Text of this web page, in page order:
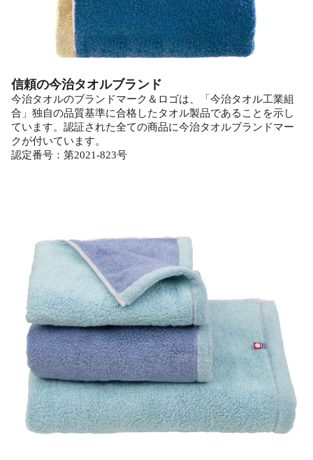
信頼の今治タオルブランド
今治タオルのブランドマーク＆ロゴは、「今治タオル工業組
合」独自の品質基準に合格したタオル製品であることを示し
ています。認証された全ての商品に今治タオルブランドマー
クが付いています。
認定番号：第2021-823号